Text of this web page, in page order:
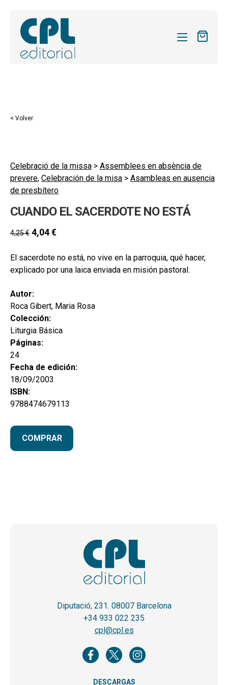
REVISTAS
el
menú
ACTUALIDAD
BLOG
CONTACTO
MI CUENTA
BUSCAR
ESP
< Volver
Celebració de la missa > Assemblees en absència de
prevere, Celebración de la misa > Asambleas en ausencia
de presbítero
CUANDO EL SACERDOTE NO ESTÁ
4,25€ 4,04€
El sacerdote no está, no vive en la parroquia, qué hacer,
explicado por una laica enviada en misión pastoral.
Autor:
Roca Gibert, Maria Rosa
Colección:
Liturgia Básica
Páginas:
24
Fecha de edición:
18/09/2003
ISBN:
9788474679113
COMPRAR
Diputació, 231. 08007 Barcelona
+34 933 022 235
cpl@cpl.es
DESCARGAS